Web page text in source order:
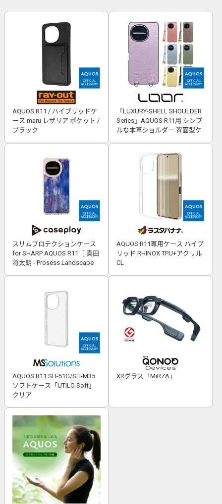
AQUOS R11 / ハイブリッドケ
ース maru レザリア ポケット /
ブラック
「LUXURY-SHELL SHOULDER
Series」AQUOS R11用 シンプ
ルな本革ショルダー 背面型ケ
スリムプロテクションケース
for SHARP AQUOS R11［ 真田
将太朗 - Prosess Landscape
AQUOS R11専用ケース ハイブ
リッド RHINOX TPU+アクリル
CL
AQUOS R11 SH-51G/SH-M35
ソフトケース「UTILO Soft」
クリア
XRグラス「MiRZA」